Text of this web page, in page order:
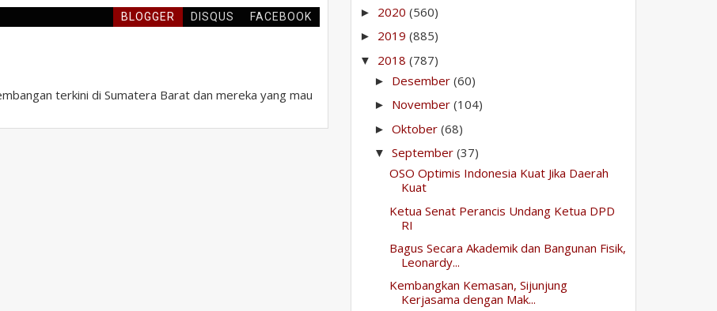
BLOGGER DISQUS FACEBOOK
terkini di Sumatera Barat dan mereka yang mau
► 2020(560)
► 2019(885)
▼ 2018(787)
► Desember(60)
► November(104)
►Oktober(68)
▼September(37)
OSO Optimis Indonesia Kuat Jika Daerah
Kuat
Ketua Senat Perancis Undang Ketua DPD
RI
Bagus Secara Akademik dan Bangunan Fisik,
Leonardy...
Kembangkan Kemasan, Sijunjung
Kerjasama dengan Mak...